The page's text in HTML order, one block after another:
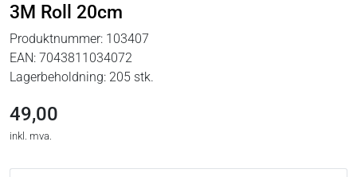
3M Roll 20cm
Produktnummer: 103407
EAN: 7043811034072
Lagerbeholdning: 205 stk.
49,00
inkl. mva.